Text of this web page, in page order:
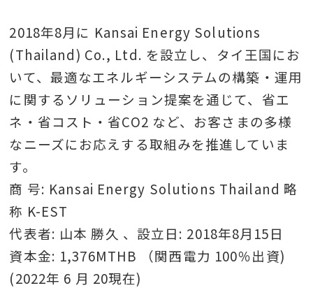
2018年8月に Kansai Energy Solutions
(Thailand) Co., Ltd. を設立し、タイ王国にお
いて、最適なエネルギーシステムの構築・運用
に関するソリューション提案を通じて、省エ
ネ・省コスト・省CO2 など、お客さまの多様
なニーズにお応えする取組みを推進していま
す。
商 号: Kansai Energy Solutions Thailand 略
称 K-EST
代表者: 山本 勝久 、設立日: 2018年8月15日
資本金: 1,376MTHB （関西電力 100％出資)
(2022年 6 月 20現在)